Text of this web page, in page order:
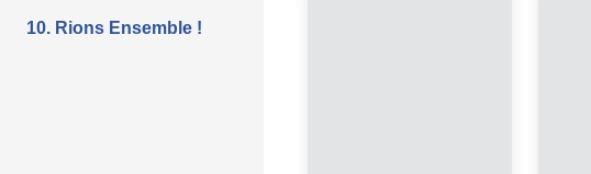
10. Rions Ensemble !